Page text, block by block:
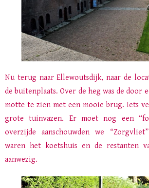
Nu terug naar Ellewoutsdijk, naar de
de buitenplaats. Over de heg was de door
motte te zien met een mooie brug. Iets
grote tuinvazen. Er moet nog een
overzijde aanschouwden we
waren het koetshuis en de restanten
aanwezig.